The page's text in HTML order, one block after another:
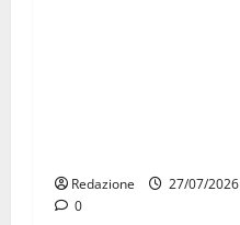
Redazione
27/07/2026
0